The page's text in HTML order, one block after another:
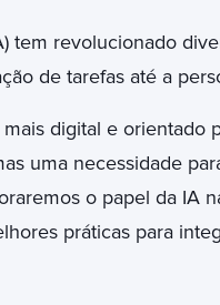
tem revolucionado
de tarefas até a
digital e orientado
uma necessidade
o papel da IA
práticas para